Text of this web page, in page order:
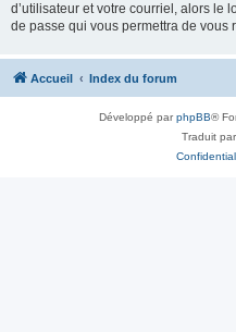
d’utilisateur et votre courriel, alors le
de passe qui vous permettra de vous
Accueil Index du forum
Développé parphpBB®
Traduit par